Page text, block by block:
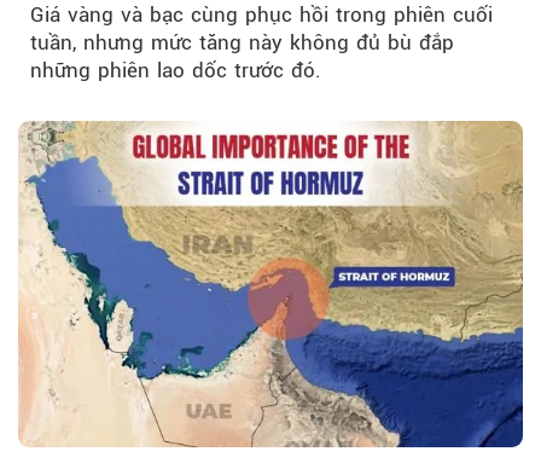
Giá vàng và bạc cùng phục hồi trong phiên cuối
tuần, nhưng mức tăng này không đủ bù đắp
những phiên lao dốc trước đó.